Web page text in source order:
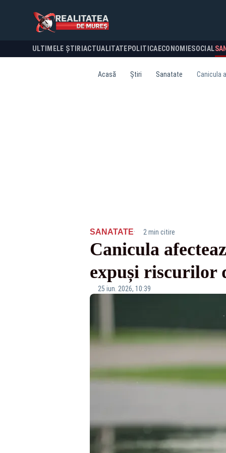
ULTIMELE ȘTIRI ACTUALITATE POLITICA ECONOMIESOCIAL
Acasă Știri Sanatate Canicula
SANATATE· 2 min citire
Canicula
expuși riscurilor
25 iun. 2026, 10:39